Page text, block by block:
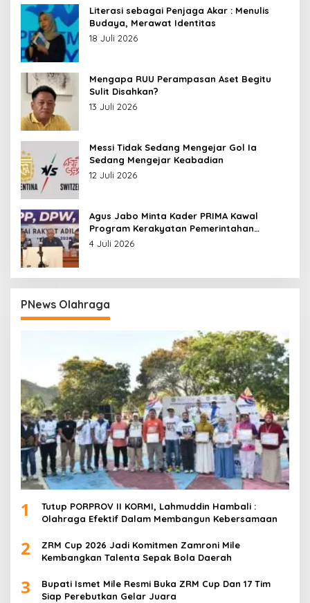
Literasi sebagai Penjaga Akar : Menulis
Budaya, Merawat Identitas
18 Juli 2026
Mengapa RUU Perampasan Aset Begitu
Sulit Disahkan?
13 Juli 2026
Messi Tidak Sedang Mengejar Gol Ia
Sedang Mengejar Keabadian
12 Juli 2026
Agus Jabo Minta Kader PRIMA Kawal
Program Kerakyatan Pemerintahan
Prabowo
4 Juli 2026
PNews Olahraga
1
Tutup PORPROV II KORMI, Lahmuddin Hambali :
Olahraga Efektif Dalam Membangun Kebersamaan
2
ZRM Cup 2026 Jadi Komitmen Zamroni Mile
Kembangkan Talenta Sepak Bola Daerah
3
Bupati Ismet Mile Resmi Buka ZRM Cup Dan 17 Tim
Siap Perebutkan Gelar Juara